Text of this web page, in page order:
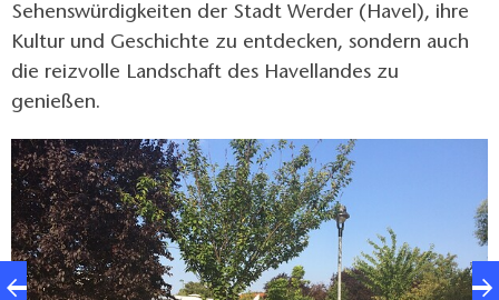
Sehenswürdigkeiten der Stadt Werder (Havel), ihre
Kultur und Geschichte zu entdecken, sondern auch
die reizvolle Landschaft des Havellandes zu
genießen.